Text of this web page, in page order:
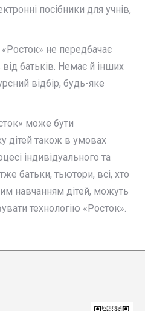
посібники для учнів,
не передбачає
батьків. Немає й інших
відбір, будь-яке
може бути
дітей також в умовах
індивідуального та
батьки, тьютори, всі, хто
навчанням дітей, можуть
технологію «Росток».